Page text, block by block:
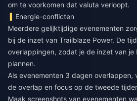
om te voorkomen dat valuta verloopt.
Energie-conflicten
Meerdere gelijktijdige evenementen
bij de inzet van Trailblaze Power. De
overlappingen, zodat je de inzet van je
plannen.
Als evenementen 3 dagen overlappen,
de overlap en focus op de tweede
Maak screenshots van evenementen